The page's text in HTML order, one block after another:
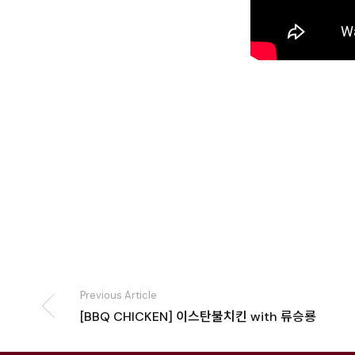
Previous Article
[BBQ CHICKEN] 이스탄불치킨 with 류승룡